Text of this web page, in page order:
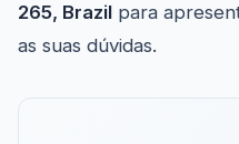
265, Brazil para
as suas dúvidas.